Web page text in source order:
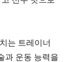
는 트레이너
과 운동 능력을